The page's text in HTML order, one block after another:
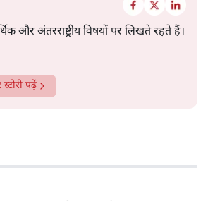
और अंतरराष्ट्रीय विषयों पर लिखते रहते हैं।
पढ़ें